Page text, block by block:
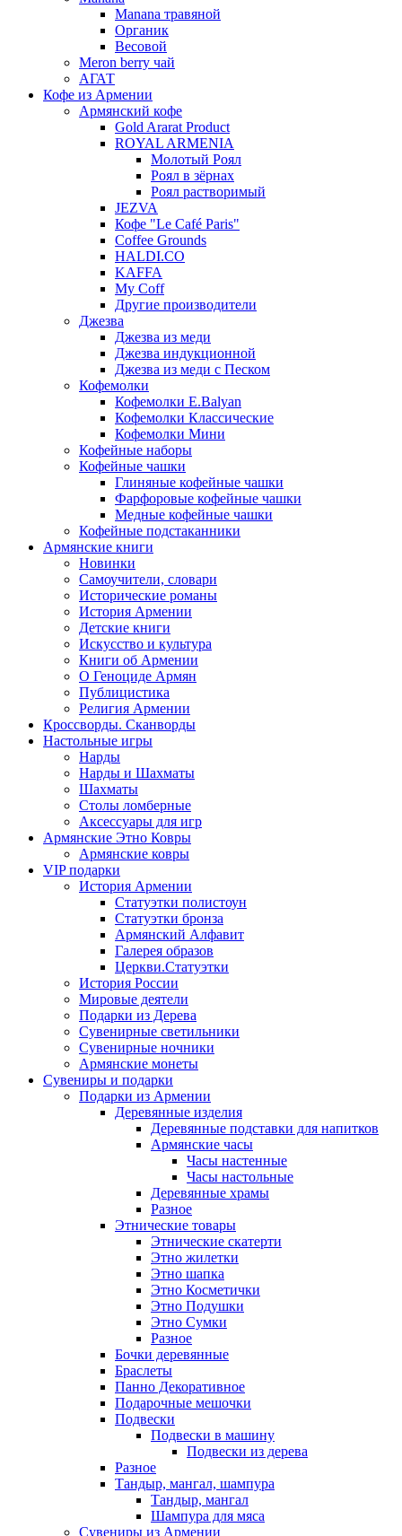
Manana травяной
Органик
Весовой
Meron berry чай
АГАТ
Кофе из Армении
Армянский кофе
Gold Ararat Product
ROYAL ARMENIA
Молотый Роял
Роял в зёрнах
Роял растворимый
JEZVA
Кофе "Le Café Paris"
Coffee Grounds
HALDI.CO
KAFFA
My Coff
Другие производители
Джезва
Джезва из меди
Джезва индукционной
Джезва из меди с Песком
Кофемолки
Кофемолки E.Balyan
Кофемолки Классические
Кофемолки Мини
Кофейные наборы
Кофейные чашки
Глиняные кофейные чашки
Фарфоровые кофейные чашки
Медные кофейные чашки
Кофейные подстаканники
Армянские книги
Новинки
Самоучители, словари
Исторические романы
История Армении
Детские книги
Иcкусство и культура
Книги об Армении
О Геноциде Армян
Публицистика
Религия Армении
Кроссворды. Сканворды
Настольные игры
Нарды
Нарды и Шахматы
Шахматы
Столы ломберные
Аксессуары для игр
Армянские Этно Ковры
Армянские ковры
VIP подарки
История Армении
Статуэтки полистоун
Статуэтки бронза
Армянский Алфавит
Галерея образов
Церкви.Статуэтки
История России
Мировые деятели
Подарки из Дерева
Сувенирные светильники
Сувенирные ночники
Армянские монеты
Сувениры и подарки
Подарки из Армении
Деревянные изделия
Деревянные подставки для напитков
Армянские часы
Часы настенные
Часы настольные
Деревянные храмы
Разное
Этнические товары
Этнические скатерти
Этно жилетки
Этно шапка
Этно Косметички
Этно Подушки
Этно Сумки
Разное
Бочки деревянные
Браслеты
Панно Декоративное
Подарочные мешочки
Подвески
Подвески в машину
Подвески из дерева
Разное
Тандыр, мангал, шампура
Тандыр, мангал
Шампура для мяса
Сувениры из Армении